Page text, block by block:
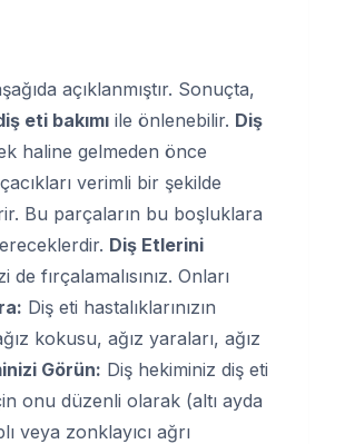
açıklanmıştır. Sonuçta,
eti bakımı ile önlenebilir. Diş
haline gelmeden önce
verimli bir şekilde
Bu parçaların bu boşluklara
Diş Etlerini
fırçalamalısınız. Onları
Diş eti hastalıklarınızın
kokusu, ağız yaraları, ağız
Görün: Diş hekiminiz diş eti
onu düzenli olarak (altı ayda
veya zonklayıcı ağrı